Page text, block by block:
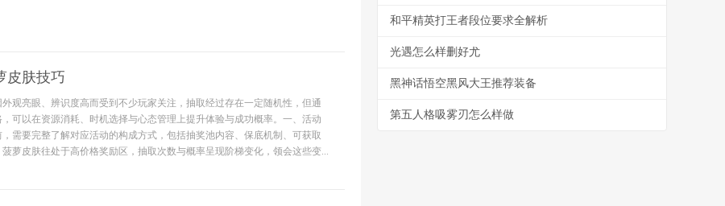
皮肤技巧
观亮眼、辨识度高而受到不少玩家关注，抽取经过存在一定随机性，但通
可以在资源消耗、时机选择与心态管理上提升体验与成功概率。一、活动
需要完整了解对应活动的构成方式，包括抽奖池内容、保底机制、可获取
萝皮肤往处于高价格奖励区，抽取次数与概率呈现阶梯变化，领会这些变...
和平精英打王者段位要求全解析
光遇怎么样删好尤
黑神话悟空黑风大王推荐装备
第五人格吸雾刃怎么样做